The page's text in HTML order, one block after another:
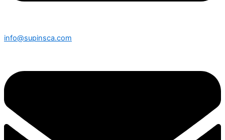
info@supinsca.com